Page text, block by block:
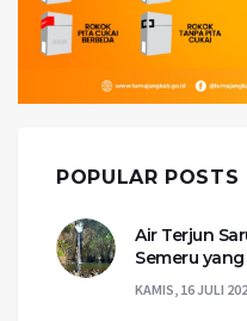
POPULAR POSTS
Air Terjun
Semeru
KAMIS, 16 JULI